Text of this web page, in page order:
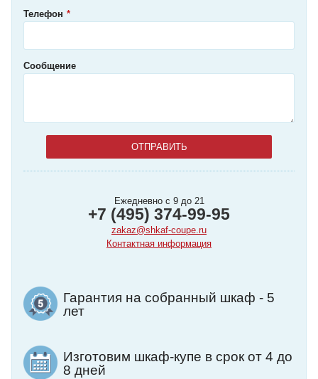
Телефон
Сообщение
Ежедневно с 9 до 21
+7 (495) 374-99-95
zakaz@shkaf-coupe.ru
Контактная информация
Гарантия на собранный шкаф - 5
лет
Изготовим шкаф-купе в срок от 4 до
8 дней